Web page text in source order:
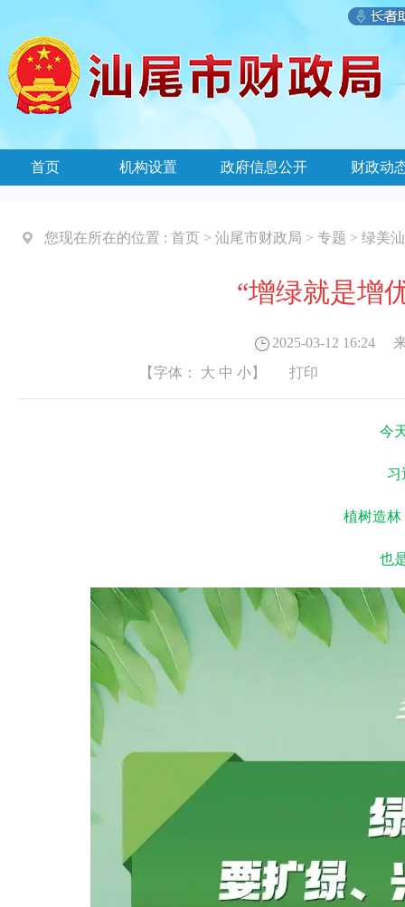
首页 机构设置 政府信息公开 财政动
您现在所在的位置 : 首页 > 汕尾市财政局 > 专题 > 绿美
“增绿就是增
2025-03-12 16:24
【字体： 大 中 小】 打印
今
习
植树造林
也